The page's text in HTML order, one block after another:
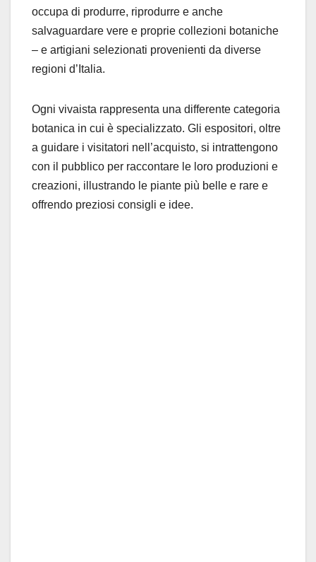
occupa di produrre, riprodurre e anche
salvaguardare vere e proprie collezioni botaniche
– e artigiani selezionati provenienti da diverse
regioni d’Italia.
Ogni vivaista rappresenta una differente categoria
botanica in cui è specializzato. Gli espositori, oltre
a guidare i visitatori nell’acquisto, si intrattengono
con il pubblico per raccontare le loro produzioni e
creazioni, illustrando le piante più belle e rare e
offrendo preziosi consigli e idee.